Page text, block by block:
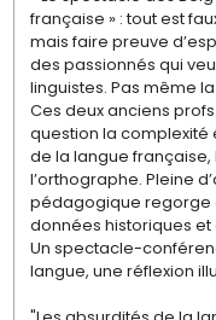
française » : tout est
mais faire preuve
des passionnés qui
linguistes. Pas même
Ces deux anciens
question la complexité
de la langue
l’orthographe. Pleine
pédagogique regorge
données historiques
Un spectacle-
langue, une réflexion